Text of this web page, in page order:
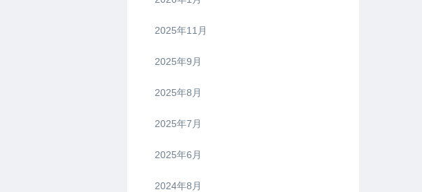
2025年11月
2025年9月
2025年8月
2025年7月
2025年6月
2024年8月